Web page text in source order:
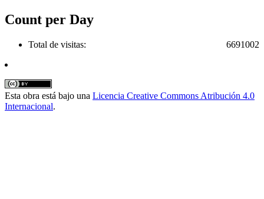
Count per Day
6691002
Total de visitas:
Esta obra está bajo una Licencia Creative Commons Atribución 4.0
Internacional.